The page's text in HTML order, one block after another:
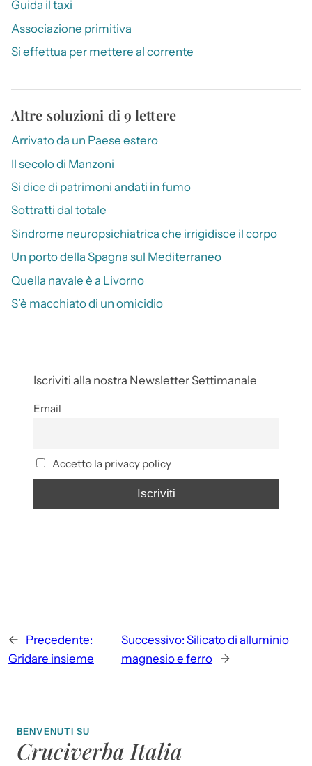
Guida il taxi
Associazione primitiva
Si effettua per mettere al corrente
Altre soluzioni di 9 lettere
Arrivato da un Paese estero
Il secolo di Manzoni
Si dice di patrimoni andati in fumo
Sottratti dal totale
Sindrome neuropsichiatrica che irrigidisce il corpo
Un porto della Spagna sul Mediterraneo
Quella navale è a Livorno
S’è macchiato di un omicidio
Iscriviti alla nostra Newsletter Settimanale
Email
Accetto la privacy policy
← Precedente:
Gridare insieme
Successivo: Silicato di alluminio
magnesio e ferro
→
BENVENUTI SU
Cruciverba Italia